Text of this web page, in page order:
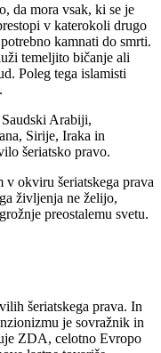
da mora vsak, ki se je
v katerokoli drugo
kamnati do smrti.
temeljito bičanje ali
Poleg tega islamisti
Arabiji,
Sirije, Iraka in
šeriatsko pravo.
okviru šeriatskega prava
življenja ne želijo,
preostalemu svetu.
šeriatskega prava. In
je sovražnik in
ZDA, celotno Evropo